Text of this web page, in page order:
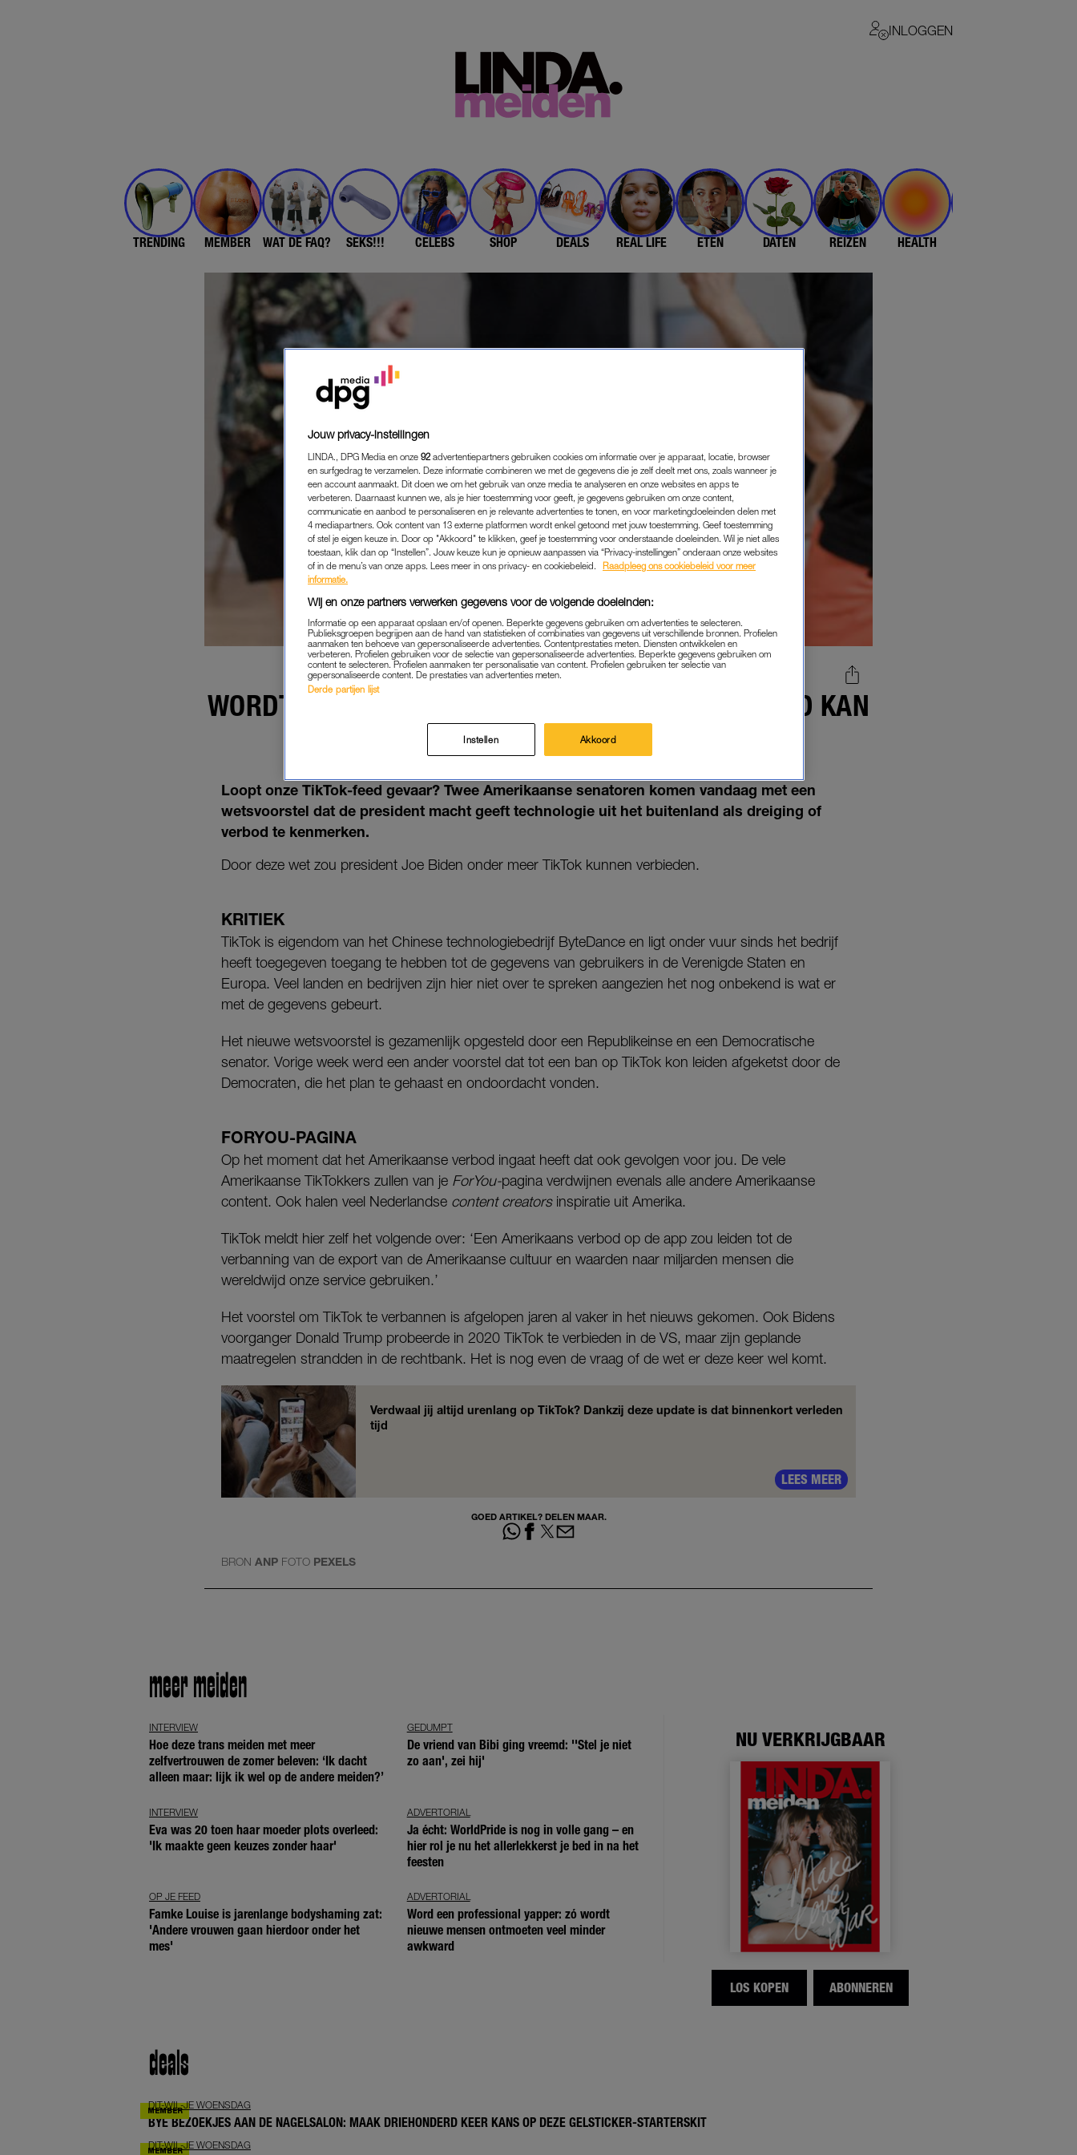
INLOGGEN
TRENDING MEMBER WAT DE FAQ? SEKS!!! CELEBS SHOP DEALS REAL LIFE ETEN DATEN REIZEN HEALTH
WORDT TIKTOK VERBODEN IN AMERIKA? JOUW FEED KAN
ER IN DE TOEKOMST HEEL ANDERS UITZIEN
TRENDING|LINDA.
Loopt onze TikTok-feed gevaar? Twee Amerikaanse senatoren komen vandaag met een
wetsvoorstel dat de president macht geeft technologie uit het buitenland als dreiging of
verbod te kenmerken.
Door deze wet zou president Joe Biden onder meer TikTok kunnen verbieden.
KRITIEK
TikTok is eigendom van het Chinese technologiebedrijf ByteDance en ligt onder vuur sinds het bedrijf
heeft toegegeven toegang te hebben tot de gegevens van gebruikers in de Verenigde Staten en
Europa. Veel landen en bedrijven zijn hier niet over te spreken aangezien het nog onbekend is wat er
met de gegevens gebeurt.
Het nieuwe wetsvoorstel is gezamenlijk opgesteld door een Republikeinse en een Democratische
senator. Vorige week werd een ander voorstel dat tot een ban op TikTok kon leiden afgeketst door de
Democraten, die het plan te gehaast en ondoordacht vonden.
FORYOU-PAGINA
Op het moment dat het Amerikaanse verbod ingaat heeft dat ook gevolgen voor jou. De vele
Amerikaanse TikTokkers zullen van je ForYou-pagina verdwijnen evenals alle andere Amerikaanse
content. Ook halen veel Nederlandse content creatorsinspiratie uit Amerika.
TikTok meldt hier zelf het volgende over: ‘Een Amerikaans verbod op de app zou leiden tot de
verbanning van de export van de Amerikaanse cultuur en waarden naar miljarden mensen die
wereldwijd onze service gebruiken.’
Het voorstel om TikTok te verbannen is afgelopen jaren al vaker in het nieuws gekomen. Ook Bidens
voorganger Donald Trump probeerde in 2020 TikTok te verbieden in de VS, maar zijn geplande
maatregelen strandden in de rechtbank. Het is nog even de vraag of de wet er deze keer wel komt.
Verdwaal jij altijd urenlang op TikTok? Dankzij deze update is dat binnenkort verleden
tijd
LEES MEER
GOED ARTIKEL? DELEN MAAR.
BRON ANP FOTO PEXELS
meer meiden
INTERVIEW
Hoe deze trans meiden met meer
zelfvertrouwen de zomer beleven: ‘Ik dacht
alleen maar: lijk ik wel op de andere meiden?’
GEDUMPT
De vriend van Bibi ging vreemd: ''Stel je niet
zo aan', zei hij'
INTERVIEW
Eva was 20 toen haar moeder plots overleed:
'Ik maakte geen keuzes zonder haar'
ADVERTORIAL
Ja écht: WorldPride is nog in volle gang – en
hier rol je nu het allerlekkerst je bed in na het
feesten
OP JE FEED
Famke Louise is jarenlange bodyshaming zat:
'Andere vrouwen gaan hierdoor onder het
mes'
ADVERTORIAL
Word een professional yapper: zó wordt
nieuwe mensen ontmoeten veel minder
awkward
NU VERKRIJGBAAR
LOS KOPEN ABONNEREN
deals
DIT-WIL-JE WOENSDAG
BYE BEZOEKJES AAN DE NAGELSALON: MAAK DRIEHONDERD KEER KANS OP DEZE GELSTICKER-STARTERSKIT
DIT-WIL-JE WOENSDAG
Jouw privacy-instellingen
LINDA., DPG Media en onze 92 advertentiepartners gebruiken cookies om informatie over je apparaat, locatie, browser
en surfgedrag te verzamelen. Deze informatie combineren we met de gegevens die je zelf deelt met ons, zoals wanneer je
een account aanmaakt. Dit doen we om het gebruik van onze media te analyseren en onze websites en apps te
verbeteren. Daarnaast kunnen we, als je hier toestemming voor geeft, je gegevens gebruiken om onze content,
communicatie en aanbod te personaliseren en je relevante advertenties te tonen, en voor marketingdoeleinden delen met
4 mediapartners. Ook content van 13 externe platformen wordt enkel getoond met jouw toestemming. Geef toestemming
of stel je eigen keuze in. Door op "Akkoord" te klikken, geef je toestemming voor onderstaande doeleinden. Wil je niet alles
toestaan, klik dan op “Instellen”. Jouw keuze kun je opnieuw aanpassen via “Privacy-instellingen” onderaan onze websites
of in de menu’s van onze apps. Lees meer in ons privacy- en cookiebeleid.
Raadpleeg ons cookiebeleid voor meer
informatie.
Wij en onze partners verwerken gegevens voor de volgende doeleinden:
Informatie op een apparaat opslaan en/of openen. Beperkte gegevens gebruiken om advertenties te selecteren.
Publieksgroepen begrijpen aan de hand van statistieken of combinaties van gegevens uit verschillende bronnen. Profielen
aanmaken ten behoeve van gepersonaliseerde advertenties. Contentprestaties meten. Diensten ontwikkelen en
verbeteren. Profielen gebruiken voor de selectie van gepersonaliseerde advertenties. Beperkte gegevens gebruiken om
content te selecteren. Profielen aanmaken ter personalisatie van content. Profielen gebruiken ter selectie van
gepersonaliseerde content. De prestaties van advertenties meten.
Derde partijen lijst
Instellen Akkoord